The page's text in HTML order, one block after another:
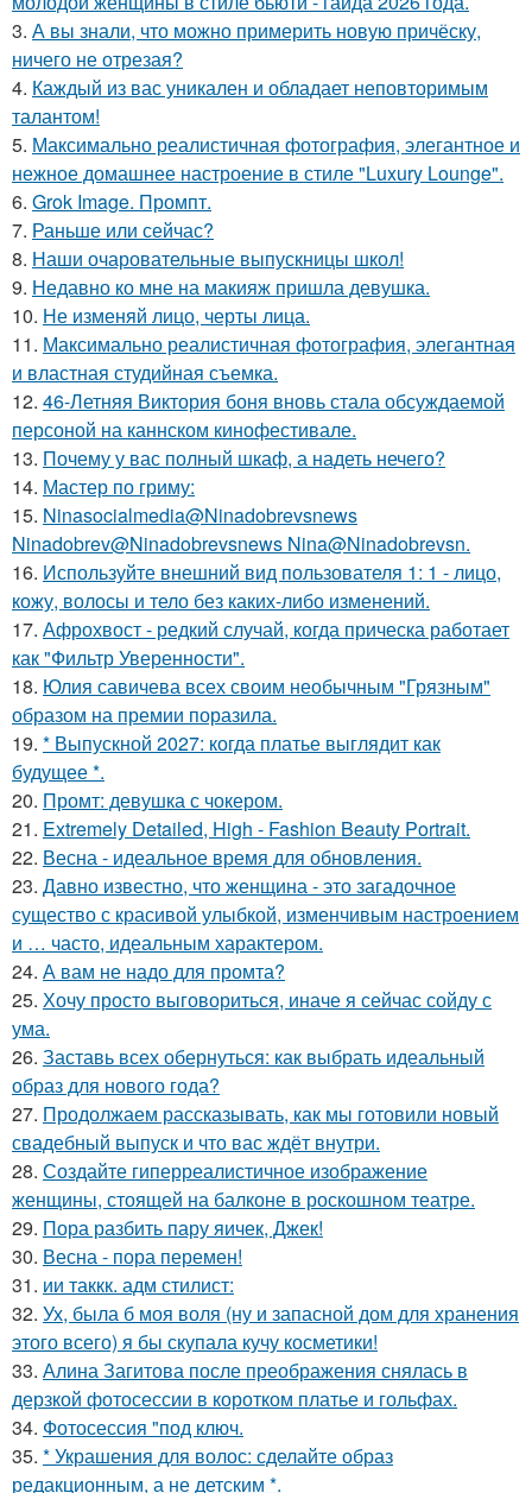
3. А вы знали, что можно примерить новую причёску,
ничего не отрезая?
4. Каждый из вас уникален и обладает неповторимым
талантом!
5. Максимально реалистичная фотография, элегантное и
нежное домашнее настроение в стиле "Luxury Lounge".
6. Grok Image. Промпт.
7. Раньше или сейчас?
8. Наши очаровательные выпускницы школ!
9. Недавно ко мне на макияж пришла девушка.
10. Не изменяй лицо, черты лица.
11. Максимально реалистичная фотография, элегантная
и властная студийная съемка.
12. 46-Летняя Виктория боня вновь стала обсуждаемой
персоной на каннском кинофестивале.
13. Почему у вас полный шкаф, а надеть нечего?
14. Мастер по гриму:
15. Ninasocialmedia@Ninadobrevsnews
Ninadobrev@Ninadobrevsnews Nina@Ninadobrevsn.
16. Используйте внешний вид пользователя 1: 1 - лицо,
кожу, волосы и тело без каких-либо изменений.
17. Афрохвост - редкий случай, когда прическа работает
как "Фильтр Уверенности".
18. Юлия савичева всех своим необычным "Грязным"
образом на премии поразила.
19. * Выпускной 2027: когда платье выглядит как
будущее *.
20. Промт: девушка с чокером.
21. Extremely Detailed, High - Fashion Beauty Portrait.
22. Весна - идеальное время для обновления.
23. Давно известно, что женщина - это загадочное
существо с красивой улыбкой, изменчивым настроением
и … часто, идеальным характером.
24. А вам не надо для промта?
25. Хочу просто выговориться, иначе я сейчас сойду с
ума.
26. Заставь всех обернуться: как выбрать идеальный
образ для нового года?
27. Продолжаем рассказывать, как мы готовили новый
свадебный выпуск и что вас ждёт внутри.
28. Создайте гиперреалистичное изображение
женщины, стоящей на балконе в роскошном театре.
29. Пора разбить пару яичек, Джек!
30. Весна - пора перемен!
31. ии таккк. адм стилист:
32. Ух, была б моя воля (ну и запасной дом для хранения
этого всего) я бы скупала кучу косметики!
33. Алина Загитова после преображения снялась в
дерзкой фотосессии в коротком платье и гольфах.
34. Фотосессия "под ключ.
35. * Украшения для волос: сделайте образ
редакционным, а не детским *.